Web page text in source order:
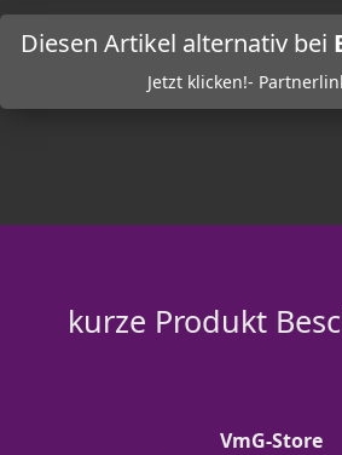
Diesen Artikel alternativ bei
Jetzt klicken!-
kurze Produkt
VmG-Store